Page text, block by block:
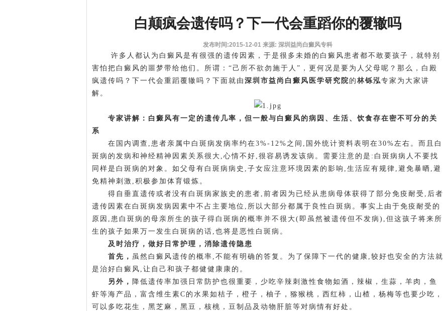
白颠疯会遗传吗？下一代会重蹈你的覆辙吗
发布时间:2015-12-01 来源: 深圳益尚白癜风专科
许多人都认为白癜风是有很强的遗传因素，于是很多未婚的白癜风患者都不敢要孩子，就特别
害怕把白癜风的噩梦带给他们。所谓：“己所不欲勿施于人”，更何况是要为人父母呢？那么，白殿
疯遗传吗？下一代会重蹈覆辙吗？下面就由 深圳市益尚白癜风医学研究院 的 林铄泓专家为大家讲
解。
专家讲解：白癜风有一定的遗传几率，但一般与白癜风的病因、生活、饮食存在密不可分的关
系
在国内调查,患者亲属中白斑病发病率约在3%-12%之间,国外统计资料表明在30%左右。而且白
斑病的发病和神经精神因素关系很大,心情不好,很容易诱发该病。需要注意的是:白斑病病人不要找
同样是白斑病的对象。如父母有白斑病病史,子女应注意环境因素的影响,生活应有规律,避免暴晒,避
免精神刺激,积极参加体育锻炼。
得自垂直遗传或者没有白斑病家族史的患者,前者因为已经从患病母体获得了部分免疫耐受,后者
遗传因素在白斑病发病因素中不占主要地位,所以大部分都属于良性白斑病。事实上由于免疫耐受的
原因,患白斑病的母亲所生的孩子得白斑病的概率并不很大(即虽然被遗传但不发病),但这孩子将来所
生的孩子如果万一发生白斑病的话,也将是恶性白斑病。
及时治疗，做好日常护理，消除遗传隐患
首先， 虽然白癜风遗传的概率,不能有明确的答复。为了保障下一代的健康,较好也安全的方法就
是治好白癜风,让自己和孩子都健健康康的。
另外， 降低遗传率加强日常防护也很重要，少吃辛辣刺激性食物如酒，辣椒，生蒜，羊肉，鱼
虾等海产品，富含维生素C的水果如桔子，橙子，柚子，猕猴桃，西红柿，山楂，杨梅等也要少吃，
可以多吃花生，黑芝麻，黑豆，核桃，豆制品及动物肝脏等对病情有好处。